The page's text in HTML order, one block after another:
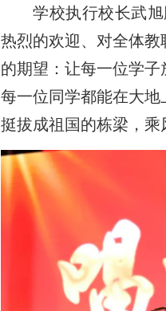
学校执行校长武
热烈的欢迎、对全体
的期望：让每一位学
每一位同学都能在大
挺拔成祖国的栋梁，乘